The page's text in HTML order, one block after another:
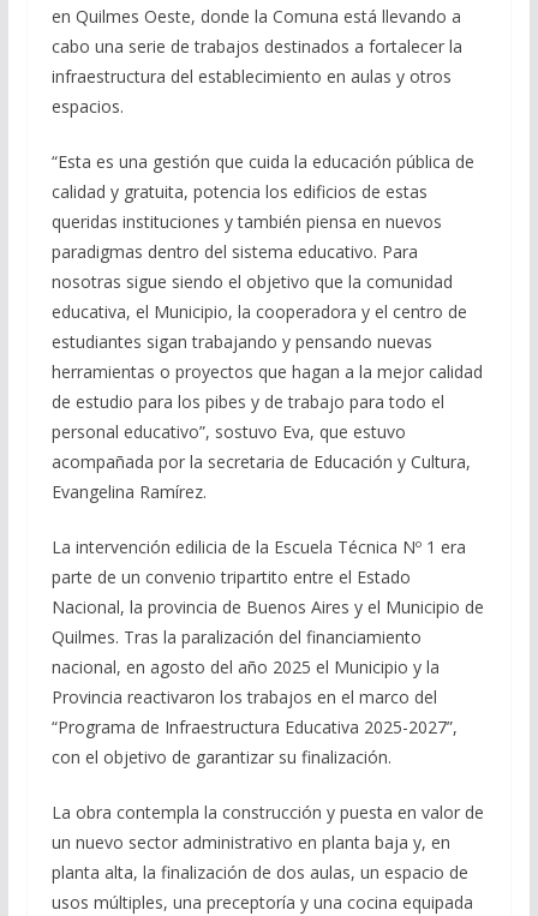
en Quilmes Oeste, donde la Comuna está llevando a
cabo una serie de trabajos destinados a fortalecer la
infraestructura del establecimiento en aulas y otros
espacios.
“Esta es una gestión que cuida la educación pública de
calidad y gratuita, potencia los edificios de estas
queridas instituciones y también piensa en nuevos
paradigmas dentro del sistema educativo. Para
nosotras sigue siendo el objetivo que la comunidad
educativa, el Municipio, la cooperadora y el centro de
estudiantes sigan trabajando y pensando nuevas
herramientas o proyectos que hagan a la mejor calidad
de estudio para los pibes y de trabajo para todo el
personal educativo”, sostuvo Eva, que estuvo
acompañada por la secretaria de Educación y Cultura,
Evangelina Ramírez.
La intervención edilicia de la Escuela Técnica Nº 1 era
parte de un convenio tripartito entre el Estado
Nacional, la provincia de Buenos Aires y el Municipio de
Quilmes. Tras la paralización del financiamiento
nacional, en agosto del año 2025 el Municipio y la
Provincia reactivaron los trabajos en el marco del
“Programa de Infraestructura Educativa 2025-2027”,
con el objetivo de garantizar su finalización.
La obra contempla la construcción y puesta en valor de
un nuevo sector administrativo en planta baja y, en
planta alta, la finalización de dos aulas, un espacio de
usos múltiples, una preceptoría y una cocina equipada